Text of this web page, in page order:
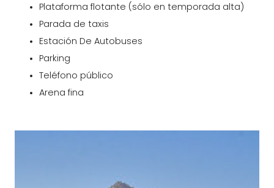
Plataforma flotante (sólo en temporada alta)
Parada de taxis
Estación De Autobuses
Parking
Teléfono público
Arena fina